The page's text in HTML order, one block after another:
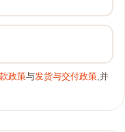
政策与发货与交付政策,并